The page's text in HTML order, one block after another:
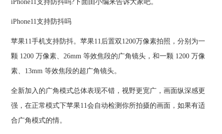
iPhone11支持防抖吗?下面由小编来告诉大家吧。
iPhone11支持防抖吗
苹果11手机支持防抖。苹果11后置双1200万像素拍照，分别为一
颗 1200 万像素、26mm 等效焦段的广角镜头，和一颗 1200 万像
素、13mm 等效焦段的超广角镜头。
全新加入的广角模式总体表现不错，视野更宽广，画面纵深感更
强，在正常模式下苹果11会自动检测你所拍摄的画面，如果有适
合广角模式的情。